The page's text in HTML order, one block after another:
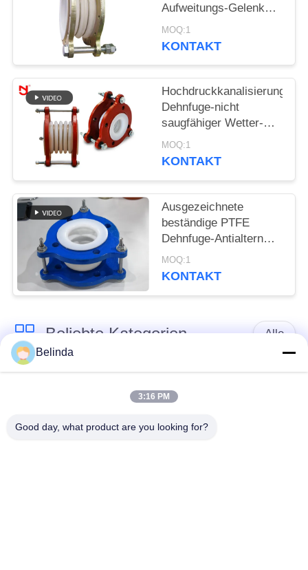
SITEMAP
DATENSCHUTZRICHTLINIE
Aufweitungs-Gelenk
mit verzogenen
Metallverbindungsstücken
MOQ:1
KONTAKT
Hochdruckkanalisierungs-
Dehnfuge-nicht
saugfähiger Wetter-
Beweis für
Erdölindustrie
MOQ:1
KONTAKT
Ausgezeichnete
beständige PTFE
Dehnfuge-Antialtern
der Ermüdungs-mit
CER Zertifikat
MOQ:1
KONTAKT
Beliebte Kategorien Alle
Verlegte Dehnfuge
Belinda
3:16 PM
Good day, what product are you looking for?